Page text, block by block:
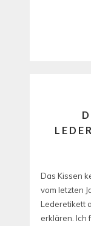
Das Kissen
vom letzten
Lederetikett
erklären. Ich